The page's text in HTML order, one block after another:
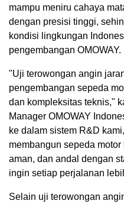
mampu meniru cahaya
dengan presisi tinggi,
kondisi lingkungan
pengembangan OMOWAY.
"Uji terowongan angin
pengembangan sepeda
dan kompleksitas teknis,"
Manager OMOWAY
ke dalam sistem R&D
membangun sepeda
aman, dan andal dengan
ingin setiap perjalanan
Selain uji terowongan